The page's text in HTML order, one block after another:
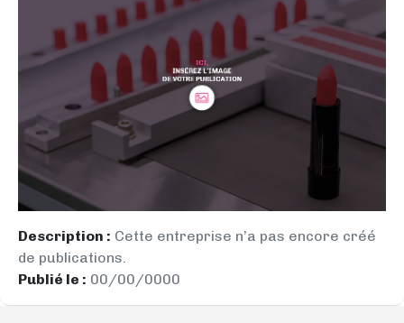
Description : Cette entreprise n’a pas encore créé
de publications.
Publié le : 00/00/0000